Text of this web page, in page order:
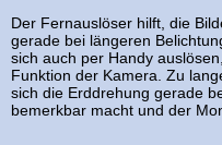
Der Fernauslöser hilft, die
gerade bei längeren
sich auch per Handy
Funktion der Kamera. Zu
sich die Erddrehung gerade
bemerkbar macht und der